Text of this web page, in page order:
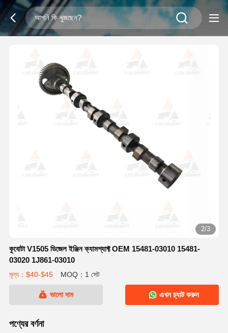
2/3
কুবোটা V1505 ডিজেল ইঞ্জিন ক্যামশ্যাফ্ট OEM 15481-03010 15481-
03020 1J861-03010
মূল্য：$40-$45 MOQ：1 সেট
ভালো দাম এখন চ্যাট করুন
পণ্যের বর্ণনা